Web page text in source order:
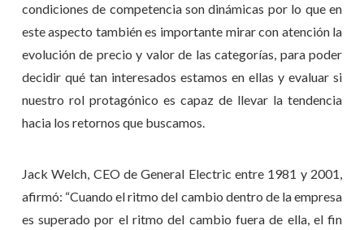
condiciones de competencia son dinámicas por lo que en
este aspecto también es importante mirar con atención la
evolución de precio y valor de las categorías, para poder
decidir qué tan interesados estamos en ellas y evaluar si
nuestro rol protagónico es capaz de llevar la tendencia
hacia los retornos que buscamos.
Jack Welch, CEO de General Electric entre 1981 y 2001,
afirmó: “Cuando el ritmo del cambio dentro de la empresa
es superado por el ritmo del cambio fuera de ella, el fin